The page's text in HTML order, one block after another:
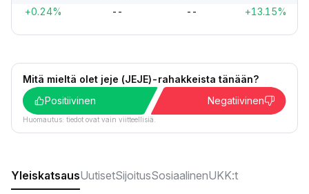
+0.24% -- -- +13.15%
Mitä mieltä olet jeje (JEJE)-rahakkeista tänään?
Positiivinen
Negatiivinen
Huomautus: tiedot ovat vain viitteellisiä.
YleiskatsausUutisetSijoitusSosiaalinenUKK:t